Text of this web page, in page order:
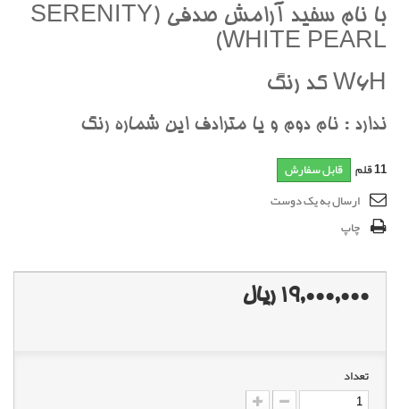
با نام سفيد آرامش صدفي (SERENITY
WHITE PEARL)
W6H کد رنگ
ندارد : نام دوم و يا مترادف اين شماره رنگ
11قلم قابل سفارش
ارسال به یک دوست
چاپ
19,000,000 ریال
تعداد